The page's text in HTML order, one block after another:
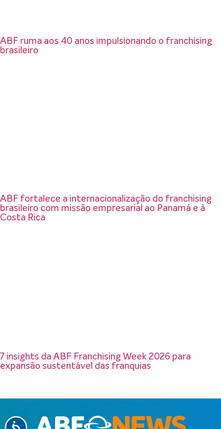
ABF ruma aos 40 anos impulsionando o franchising
brasileiro
ABF fortalece a internacionalização do franchising
brasileiro com missão empresarial ao Panamá e à
Costa Rica
7 insights da ABF Franchising Week 2026 para
expansão sustentável das franquias